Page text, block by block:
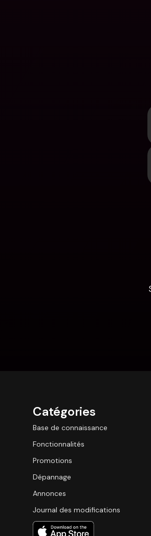
Catégories
Base de connaissance
Fonctionnalités
Promotions
Dépannage
Annonces
Journal des modifications